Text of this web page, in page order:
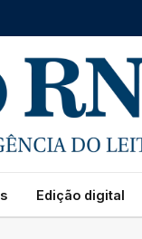
Edição digital